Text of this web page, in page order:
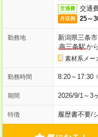
交通費 交通
月収例 25～
勤務地
新潟県三条市
燕三条駅か
素材系メー
勤務時間 8:20～17:30
期間 2026/9/1～3
特徴 履歴書不要/